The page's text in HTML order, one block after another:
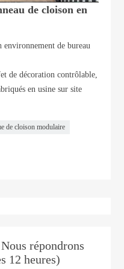
de cloison en
de bureau
de décoration contrôlable,
en usine sur site
de cloison modulaire
répondrons
12 heures)